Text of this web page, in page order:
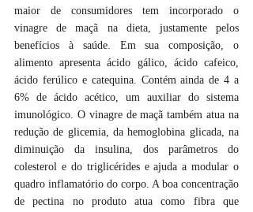
maior de consumidores tem incorporado o
vinagre de maçã na dieta, justamente pelos
benefícios à saúde. Em sua composição, o
alimento apresenta ácido gálico, ácido cafeico,
ácido ferúlico e catequina. Contém ainda de 4 a
6% de ácido acético, um auxiliar do sistema
imunológico. O vinagre de maçã também atua na
redução de glicemia, da hemoglobina glicada, na
diminuição da insulina, dos parâmetros do
colesterol e do triglicérides e ajuda a modular o
quadro inflamatório do corpo. A boa concentração
de pectina no produto atua como fibra que